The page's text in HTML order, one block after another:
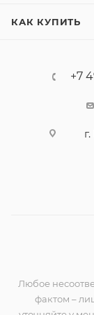
КАК КУПИТЬ
+7
Любое
фактом –